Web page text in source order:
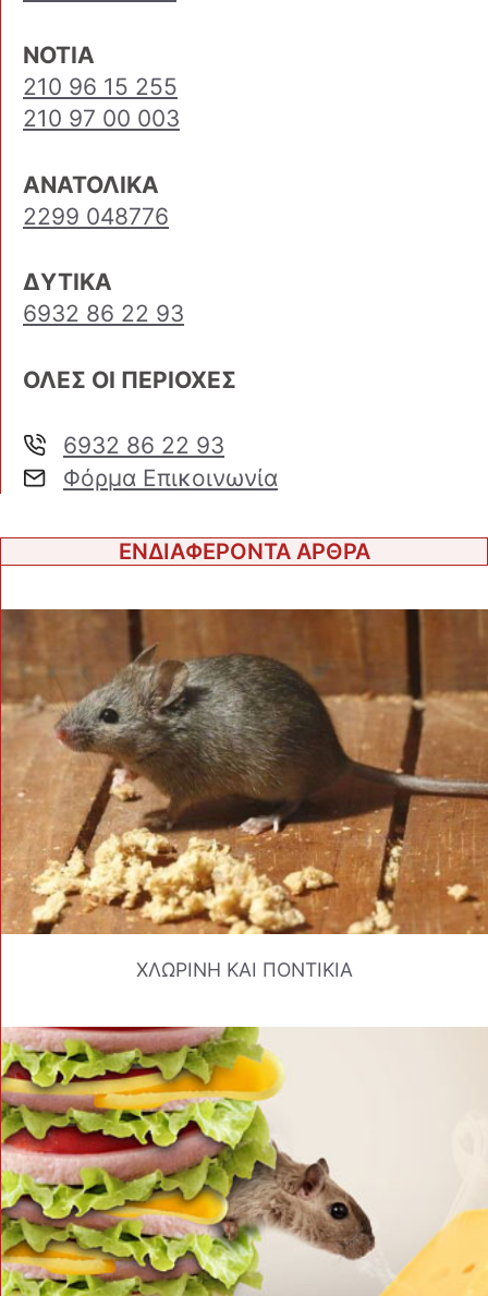
ΝΟΤΙΑ
210 96 15 255
210 97 00 003
ΑΝΑΤΟΛΙΚΑ
2299 048776
ΔΥΤΙΚΑ
6932 86 22 93
ΟΛΕΣ ΟΙ ΠΕΡΙΟΧΕΣ
6932 86 22 93
Φόρμα Επικοινωνία
ΕΝΔΙΑΦΕΡΟΝΤΑ ΑΡΘΡΑ
ΧΛΩΡΙΝΗ ΚΑΙ ΠΟΝΤΙΚΙΑ